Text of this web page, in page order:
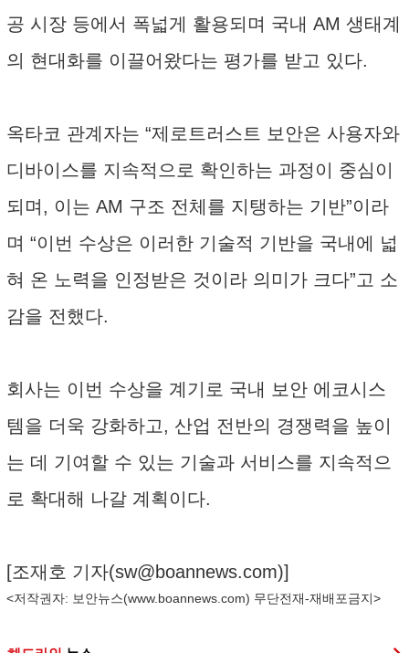
공 시장 등에서 폭넓게 활용되며 국내 AM 생태계
의 현대화를 이끌어왔다는 평가를 받고 있다.
옥타코 관계자는 “제로트러스트 보안은 사용자와
디바이스를 지속적으로 확인하는 과정이 중심이
되며, 이는 AM 구조 전체를 지탱하는 기반”이라
며 “이번 수상은 이러한 기술적 기반을 국내에 넓
혀 온 노력을 인정받은 것이라 의미가 크다”고 소
감을 전했다.
회사는 이번 수상을 계기로 국내 보안 에코시스
템을 더욱 강화하고, 산업 전반의 경쟁력을 높이
는 데 기여할 수 있는 기술과 서비스를 지속적으
로 확대해 나갈 계획이다.
[조재호 기자(sw@boannews.com)]
<저작권자: 보안뉴스(www.boannews.com) 무단전재-재배포금지>